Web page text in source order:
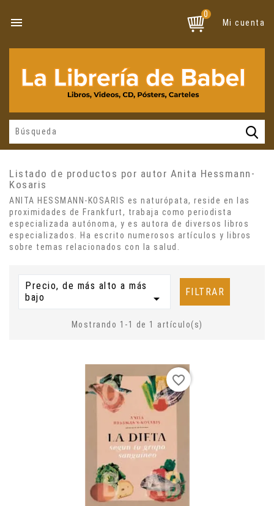
 Mi cuenta
0
Listado de productos por autor Anita Hessmann-
Kosaris
ANITA HESSMANN-KOSARIS es naturópata, reside en las
proximidades de Frankfurt, trabaja como periodista
especializada autónoma, y es autora de diversos libros
especializados. Ha escrito numerosos artículos y libros
sobre temas relacionados con la salud.
Precio, de más alto a más
bajo
 FILTRAR
Mostrando 1-1 de 1 artículo(s)
favorite_border